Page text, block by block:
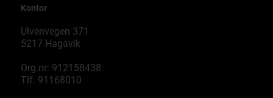
Kontor
Ulvenvegen 371
5217 Hagavik
Org.nr: 912158438
Tlf: 91168010